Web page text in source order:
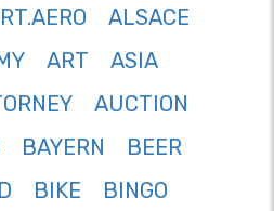
ALSACE
ART
ASIA
AUCTION
BAYERN
BEER
BIKE
BINGO